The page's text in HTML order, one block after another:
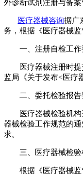
外诊断试剂注册与备
医疗器械咨询据广
务，根据《医疗器械
一、注册自检工作
医疗器械注册时提
监局《关于发布<医疗
二、委托检验报告
医疗器械检验机构开
器械检验工作规范的
求。
三、医疗器械检验
根据《医疗器械监督